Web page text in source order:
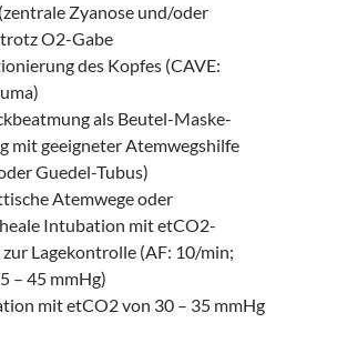
Zyanose und/oder
O2-Gabe
des Kopfes (CAVE:
als Beutel-Maske-
mit geeigneter Atemwegshilfe
Guedel-Tubus)
Atemwege oder
Intubation mit etCO2-
zur Lagekontrolle (AF: 10/min;
– 45 mmHg)
mit etCO2 von 30 – 35 mmHg